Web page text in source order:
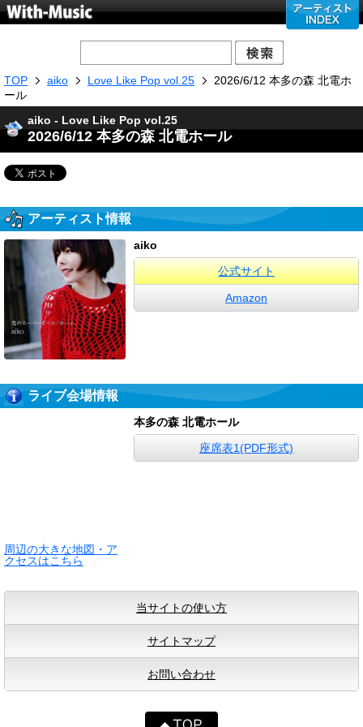
TOP aiko Love Like Pop vol.25
2026/6/12 本多の森 北電ホ
ール
aiko - Love Like Pop vol.25
2026/6/12 本多の森 北電ホール
アーティスト情報
aiko
公式サイト
Amazon
ライブ会場情報
周辺の大きな地図・ア
クセスはこちら
本多の森 北電ホール
座席表1(PDF形式)
当サイトの使い方
サイトマップ
お問い合わせ